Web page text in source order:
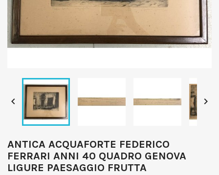
 
ANTICA ACQUAFORTE FEDERICO
FERRARI ANNI 40 QUADRO GENOVA
LIGURE PAESAGGIO FRUTTA